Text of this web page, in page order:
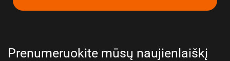
Prenumeruokite mūsų naujienlaiškį